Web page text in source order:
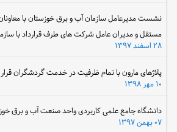
نشست مدیرعامل سازمان آب و برق خوزستان با
مستقل و مدیران عامل شرکت های طرف قرارداد با
۲۸ اسفند ۱۳۹۷
پلاژهای مارون با تمام ظرفیت در خدمت گردشگران قرار
دانشگاه جامع علمی کاربردی واحد صنعت آب و برق
۰۷ بهمن ۱۳۹۷